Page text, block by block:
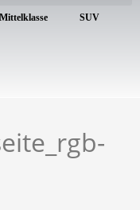
Mittelklasse SUV